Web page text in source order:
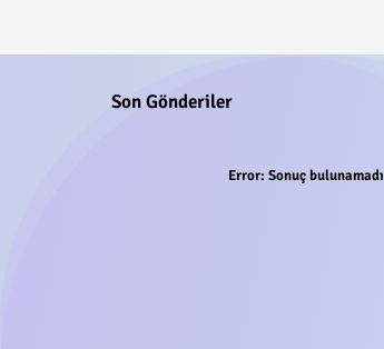
Son Gönderiler
Error: Sonuç bulunamadı